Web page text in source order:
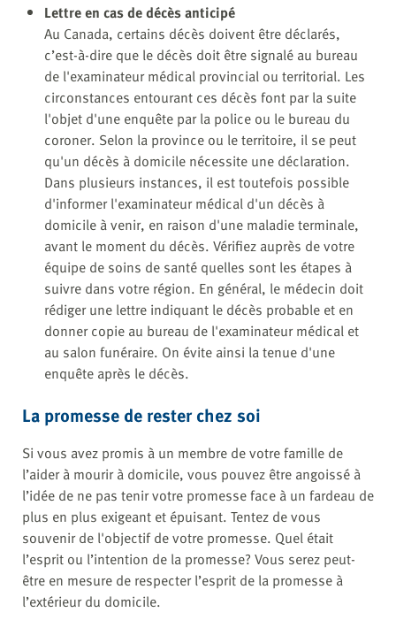
Lettre en cas de décès anticipé
Au Canada, certains décès doivent être déclarés,
c’est-à-dire que le décès doit être signalé au bureau
de l'examinateur médical provincial ou territorial. Les
circonstances entourant ces décès font par la suite
l'objet d'une enquête par la police ou le bureau du
coroner. Selon la province ou le territoire, il se peut
qu'un décès à domicile nécessite une déclaration.
Dans plusieurs instances, il est toutefois possible
d'informer l'examinateur médical d'un décès à
domicile à venir, en raison d'une maladie terminale,
avant le moment du décès. Vérifiez auprès de votre
équipe de soins de santé quelles sont les étapes à
suivre dans votre région. En général, le médecin doit
rédiger une lettre indiquant le décès probable et en
donner copie au bureau de l'examinateur médical et
au salon funéraire. On évite ainsi la tenue d'une
enquête après le décès.
La promesse de rester chez soi
Si vous avez promis à un membre de votre famille de
l’aider à mourir à domicile, vous pouvez être angoissé à
l’idée de ne pas tenir votre promesse face à un fardeau de
plus en plus exigeant et épuisant. Tentez de vous
souvenir de l'objectif de votre promesse. Quel était
l’esprit ou l’intention de la promesse? Vous serez peut-
être en mesure de respecter l’esprit de la promesse à
l’extérieur du domicile.